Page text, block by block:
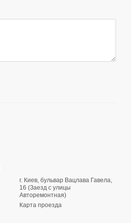
г. Киев, бульвар Вацлава Гавела,
16 (Заезд с улицы
Авторемонтная)
Карта проезда